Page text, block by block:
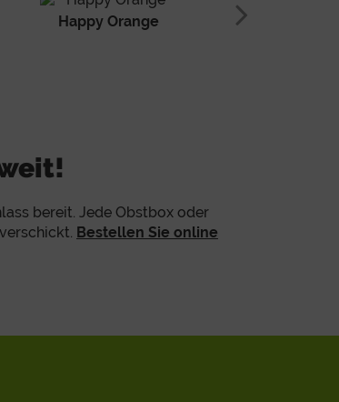
Happy Orange
bereit. Jede Obstboxoder
Bestellen Sie online